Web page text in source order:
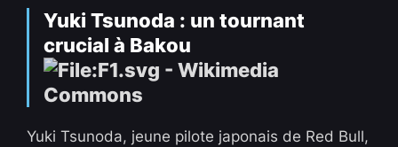
Yuki Tsunoda : un tournant
crucial à Bakou
Yuki Tsunoda, jeune pilote japonais de Red Bull,